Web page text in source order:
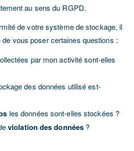
au sens du RGPD.
de votre système de stockage, il
de vous poser certaines questions :
par mon activité sont-elles
des données utilisé est-
les données sont-elles stockées ?
violation des données ?